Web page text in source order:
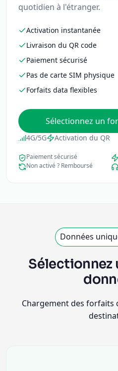
quotidien à l'étranger.
Activation instantanée
Livraison du QR code
Paiement sécurisé
Pas de carte SIM physique
Forfaits data flexibles
Sélectionnez un
4G/5G Activation du QR
Paiement sécurisé
Non activé ? Remboursé
Données
Sélectionnez
Chargement des